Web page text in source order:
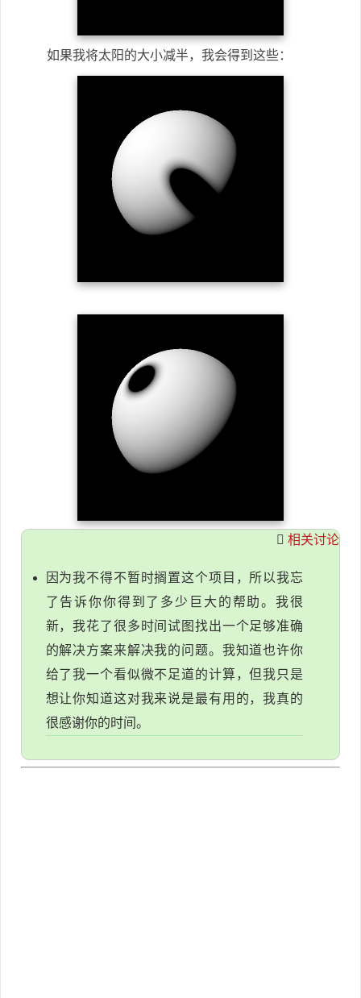
如果我将太阳的大小减半，我会得到这些：
相关讨论
因为我不得不暂时搁置这个项目，所以我忘
了告诉你你得到了多少巨大的帮助。我很
新，我花了很多时间试图找出一个足够准确
的解决方案来解决我的问题。我知道也许你
给了我一个看似微不足道的计算，但我只是
想让你知道这对我来说是最有用的，我真的
很感谢你的时间。